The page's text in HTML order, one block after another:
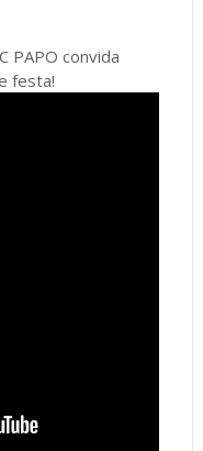
PAPO convida
festa!